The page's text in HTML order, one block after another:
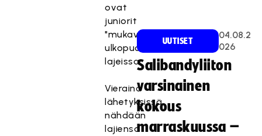
ovat
juniorit
"mukavuusalueensa
ulkopuolisissa"
lajeissa.
Vieraina
lähetyksissä
nähdään
lajiensa
UUTISET
04.08.2
026
Salibandyliiton
varsinainen
kokous
marraskuussa –